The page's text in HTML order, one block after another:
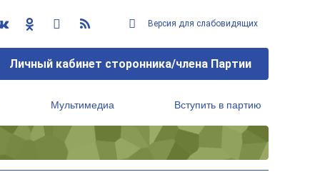
Версия для слабовидящих
Личный кабинет сторонника/члена Партии
Мультимедиа Вступить в партию